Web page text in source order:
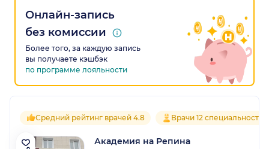
Онлайн-запись
без комиссии
Более того, за каждую запись
вы получаете кэшбэк
по программе лояльности
Средний рейтинг врачей 4.8 Врачи 12 специальностей
Академия на Репина